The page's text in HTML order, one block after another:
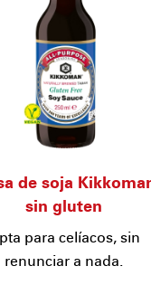
de soja
sin gluten
para celíacos, sin
renunciar a nada.